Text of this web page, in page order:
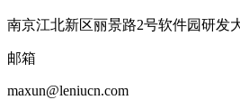
南京江北新区丽景路2号软件园研发
邮箱
maxun@leniucn.com